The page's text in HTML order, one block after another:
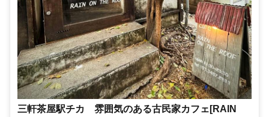
三軒茶屋駅チカ 雰囲気のある古民家カフェ[RAIN